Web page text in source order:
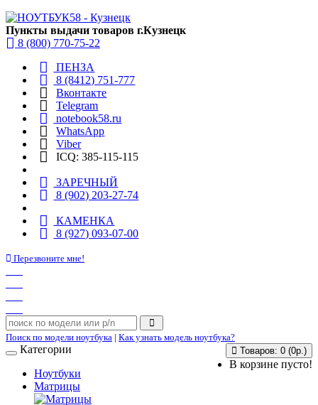
Пункты выдачи товаров г.Кузнецк
8 (800) 770-75-22
ПЕНЗА
8 (8412) 751-777
Вконтакте
Telegram
notebook58.ru
WhatsApp
Viber
ICQ: 385-115-115
ЗАРЕЧНЫЙ
8 (902) 203-27-74
КАМЕНКА
8 (927) 093-07-00
Перезвоните мне!
Поиск по модели ноутбука | Как узнать модель ноутбука?
Товаров: 0 (0р.)
В корзине пусто!
Категории
Ноутбуки
Матрицы